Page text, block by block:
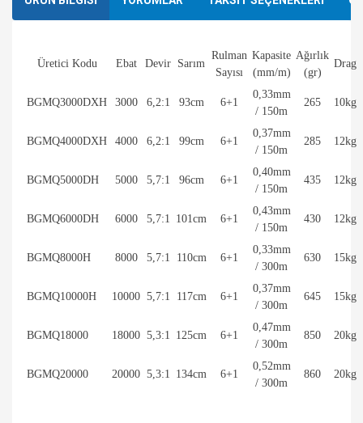
Üretici Kodu Ebat Devir Sarım
Rulman
Sayısı
Kapasite
(mm/m)
Ağırlık
(gr)
Drag
BGMQ3000DXH 3000 6,2:1 93cm 6+1
0,33mm
/ 150m
265 10kg
BGMQ4000DXH 4000 6,2:1 99cm 6+1
0,37mm
/ 150m
285 12kg
BGMQ5000DH 5000 5,7:1 96cm 6+1
0,40mm
/ 150m
435 12kg
BGMQ6000DH 6000 5,7:1 101cm 6+1
0,43mm
/ 150m
430 12kg
BGMQ8000H 8000 5,7:1 110cm 6+1
0,33mm
/ 300m
630 15kg
BGMQ10000H 10000 5,7:1 117cm 6+1
0,37mm
/ 300m
645 15kg
BGMQ18000 18000 5,3:1 125cm 6+1
0,47mm
/ 300m
850 20kg
BGMQ20000 20000 5,3:1 134cm 6+1
0,52mm
/ 300m
860 20kg